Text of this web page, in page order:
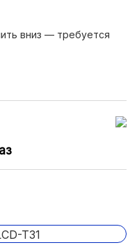
вниз — требуется